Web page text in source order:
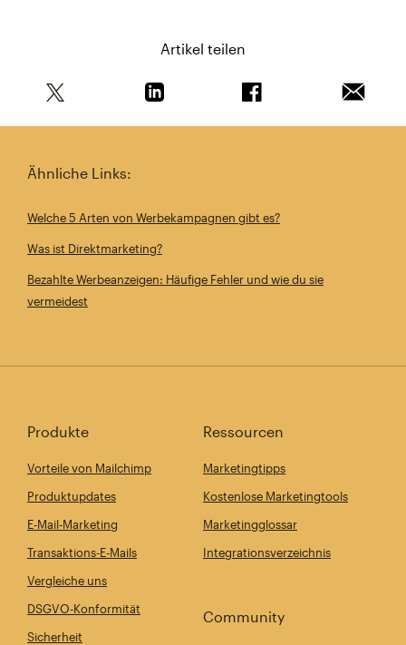
Artikel teilen
Ähnliche Links:
Welche 5 Arten von Werbekampagnen gibt es?
Was ist Direktmarketing?
Bezahlte Werbeanzeigen: Häufige Fehler und wie du sie
vermeidest
Produkte
Vorteile von Mailchimp
Produktupdates
E-Mail-Marketing
Transaktions-E-Mails
Vergleiche uns
DSGVO-Konformität
Sicherheit
Ressourcen
Marketingtipps
Kostenlose Marketingtools
Marketingglossar
Integrationsverzeichnis
Community